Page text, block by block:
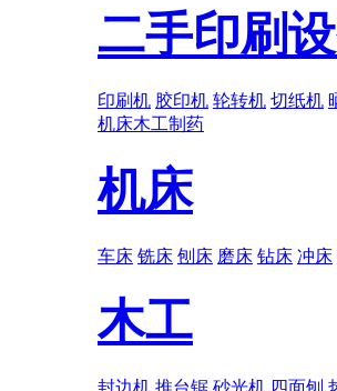
二手印刷
印刷机 胶印机 轮转机 切纸机
机床木工制药
机床
车床 铣床 刨床 磨床 钻床 冲床
木工